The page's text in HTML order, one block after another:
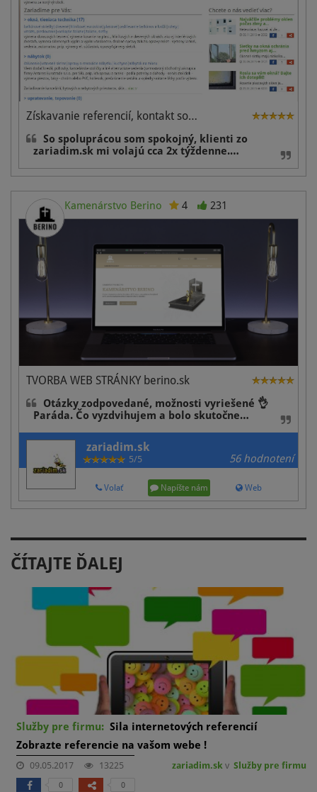
Získavanie referencií, kontakt so…
So spoluprácou som spokojný, klienti zo
zariadim.sk mi volajú cca 2x týždenne.…
Kamenárstvo Berino 4 231
TVORBA WEB STRÁNKY berino.sk
Otázky zodpovedané, možnosti vyriešené 👌
Paráda. Čo vyzdvihujem a bolo skutočne…
zariadim.sk
5/5 56 hodnotení
Volať Napíšte nám Web
ČÍTAJTE ĎALEJ
Služby pre firmu: Sila internetových referencií
Zobrazte referencie na vašom webe !
09.05.2017 13225 zariadim.sk v Služby pre firmu
0 0